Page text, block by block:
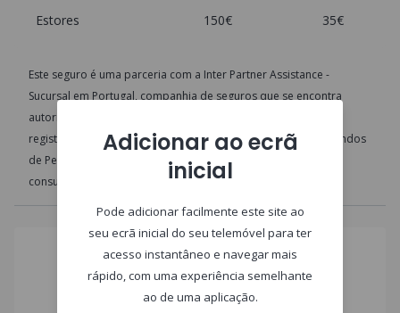
Estores 150€ 35€
Este seguro é uma parceria com a Inter Partner Assistance -
Sucursal em Portugal, companhia de seguros que se encontra
autorizada a exercer a atividade seguradora em Portugal e
registada junto da Autoridade de Supervisão de Seguros e Fundos
de Pensões sob o nº 1056.
Esta informação não dispensa a
consulta das
condições gerais do seguro
Adicionar ao ecrã
inicial
Pode adicionar facilmente este site ao
seu ecrã inicial do seu telemóvel para ter
acesso instantâneo e navegar mais
rápido, com uma experiência semelhante
ao de uma aplicação.